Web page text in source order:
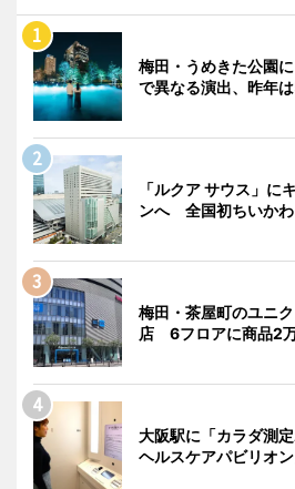
梅田・うめきた公園
で異なる演出、昨年
「ルクア サウス」に
ンへ 全国初ちいかわ
梅田・茶屋町のユニ
店 6フロアに商品2
大阪駅に「カラダ測
ヘルスケアパビリオ